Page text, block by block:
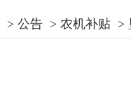
> 公告 > 农机补贴 >